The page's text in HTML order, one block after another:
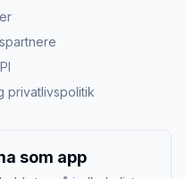
privatlivspolitik
som app